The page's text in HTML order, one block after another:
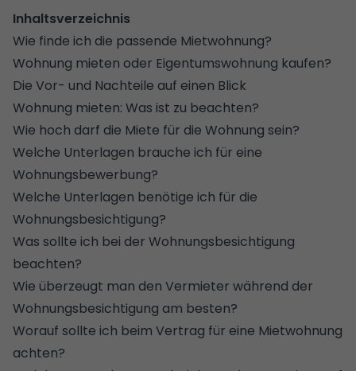
Inhaltsverzeichnis
Wie finde ich die passende Mietwohnung?
Wohnung mieten oder Eigentumswohnung kaufen?
Die Vor- und Nachteile auf einen Blick
Wohnung mieten: Was ist zu beachten?
Wie hoch darf die Miete für die Wohnung sein?
Welche Unterlagen brauche ich für eine
Wohnungsbewerbung?
Welche Unterlagen benötige ich für die
Wohnungsbesichtigung?
Was sollte ich bei der Wohnungsbesichtigung
beachten?
Wie überzeugt man den Vermieter während der
Wohnungsbesichtigung am besten?
Worauf sollte ich beim Vertrag für eine Mietwohnung
achten?